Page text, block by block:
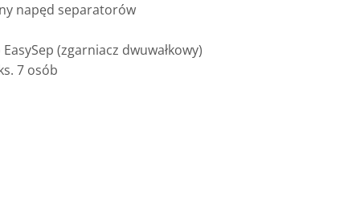
napęd separatorów
(zgarniacz dwuwałkowy)
7 osób